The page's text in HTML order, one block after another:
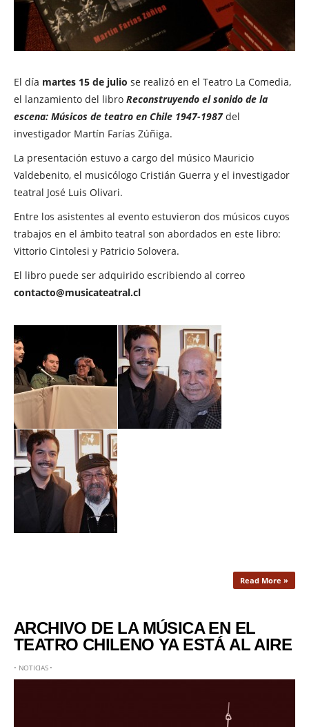
El día martes 15 de julio se realizó en el Teatro La Comedia,
el lanzamiento del libro Reconstruyendo el sonido de la
escena: Músicos de teatro en Chile 1947-1987del
investigador Martín Farías Zúñiga.
La presentación estuvo a cargo del músico Mauricio
Valdebenito, el musicólogo Cristián Guerra y el investigador
teatral José Luis Olivari.
Entre los asistentes al evento estuvieron dos músicos cuyos
trabajos en el ámbito teatral son abordados en este libro:
Vittorio Cintolesi y Patricio Solovera.
El libro puede ser adquirido escribiendo al correo
contacto@musicateatral.cl
Read More »
ARCHIVO DE LA MÚSICA EN EL
TEATRO CHILENO YA ESTÁ AL AIRE
• NOTICIAS•